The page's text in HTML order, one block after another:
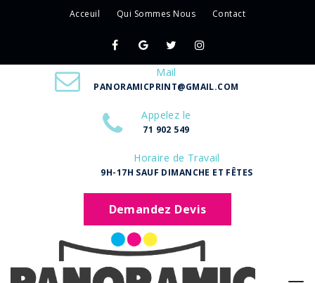
Acceuil Qui Sommes Nous Contact
Mail
PANORAMICPRINT@GMAIL.COM
Appelez le
71 902 549
Horaire de Travail
9H-17H SAUF DIMANCHE ET FÊTES
Demandez Devis